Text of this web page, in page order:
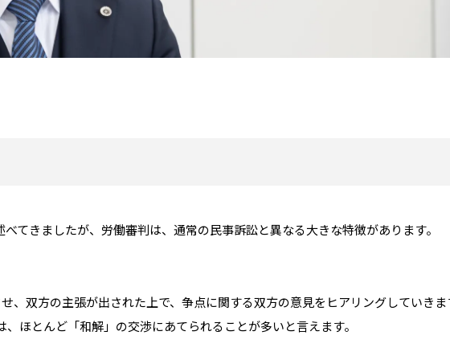
てきましたが、労働審判は、通常の民事訴訟と異なる大きな特徴があります。
、双方の主張が出された上で、争点に関する双方の意見をヒアリングしていきま
ほとんど「和解」の交渉にあてられることが多いと言えます。